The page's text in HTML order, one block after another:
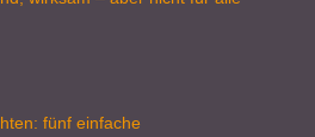
fünf einfache